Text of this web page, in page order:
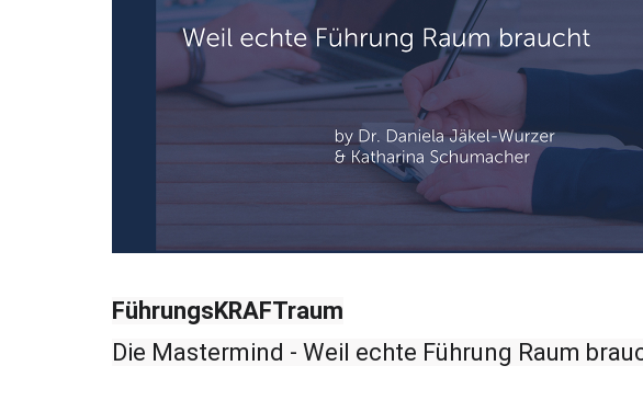
FührungsKRAFTraum
Die Mastermind - Weil echte Führung Raum